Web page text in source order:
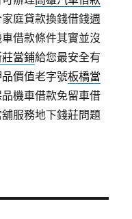
庭貸款換錢借錢週
借款條件其實並沒
當鋪給您最安全有
價值老字號板橋當
機車借款免留車借
服務地下錢莊問題